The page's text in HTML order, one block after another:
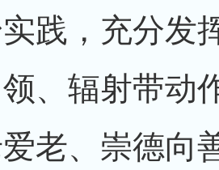
践，充分发
、辐射带动
老、崇德向